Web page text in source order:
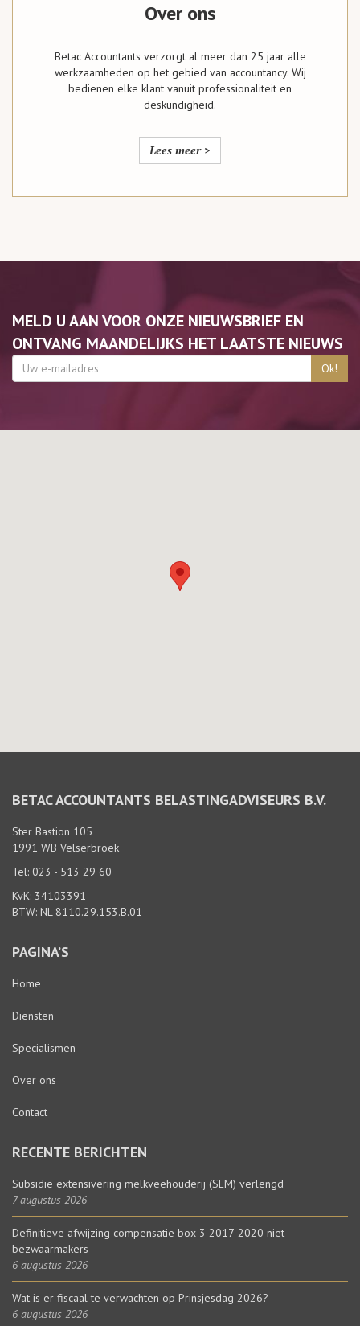
Over ons
Betac Accountants verzorgt al meer dan 25 jaar alle
werkzaamheden op het gebied van accountancy. Wij
bedienen elke klant vanuit professionaliteit en
deskundigheid.
Lees meer >
MELD U AAN VOOR ONZE NIEUWSBRIEF EN
ONTVANG MAANDELIJKS HET LAATSTE NIEUWS
Ok!
BETAC ACCOUNTANTS BELASTINGADVISEURS B.V.
Ster Bastion 105
1991 WB Velserbroek
Tel: 023 - 513 29 60
KvK: 34103391
BTW: NL 8110.29.153.B.01
PAGINA’S
Home
Diensten
Specialismen
Over ons
Contact
RECENTE BERICHTEN
Subsidie extensivering melkveehouderij (SEM) verlengd
7 augustus 2026
Definitieve afwijzing compensatie box 3 2017-2020 niet-
bezwaarmakers
6 augustus 2026
Wat is er fiscaal te verwachten op Prinsjesdag 2026?
6 augustus 2026